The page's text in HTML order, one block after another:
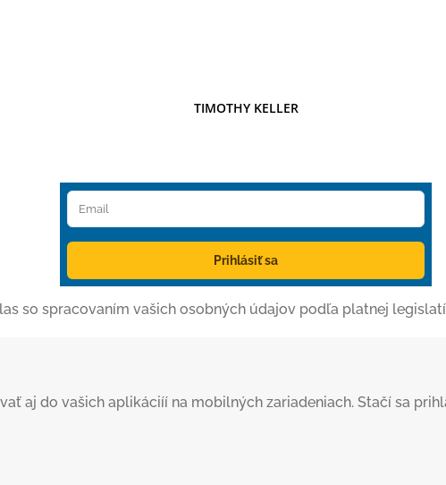
TIMOTHY KELLER
Prihlásiť sa
so spracovaním vašich osobných údajov podľa platnej
aj do vašich aplikáciíí na mobilných zariadeniach. Stačí sa